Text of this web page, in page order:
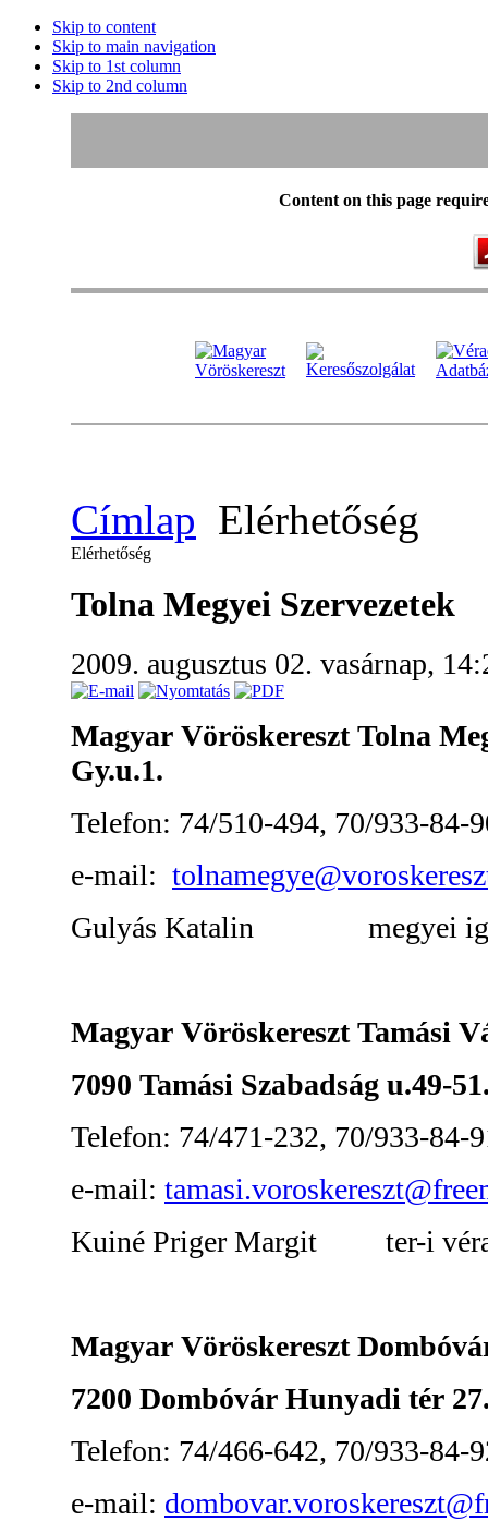
Skip to content
Skip to main navigation
Skip to 1st column
Skip to 2nd column
Content on this page
Címlap Elérhetőség
Elérhetőség
Tolna Megyei Szervezetek
2009. augusztus 02. vasárnap,
Magyar Vöröskereszt Tolna
Gy.u.1.
Telefon: 74/510-494, 70/933-84-
e-mail:
Gulyás Katalin megyei
Magyar Vöröskereszt Tamási
7090 Tamási Szabadság u.49-
Telefon: 74/471-232, 70/933-84-
e-mail:
Kuiné Priger Margit ter-i
Magyar Vöröskereszt
7200 Dombóvár Hunyadi tér
Telefon: 74/466-642, 70/933-84-
e-mail: